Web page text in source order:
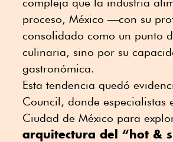
proceso, México —con su
consolidado como un punto
culinaria, sino por su
gastronómica.
Esta tendencia quedó
Council, donde especialistas
Ciudad de México para
arquitectura del “hot &